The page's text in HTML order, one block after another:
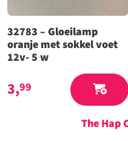
32783 – Gloeilamp
oranje met sokkel voet
12v- 5 w
3,99
The Hap